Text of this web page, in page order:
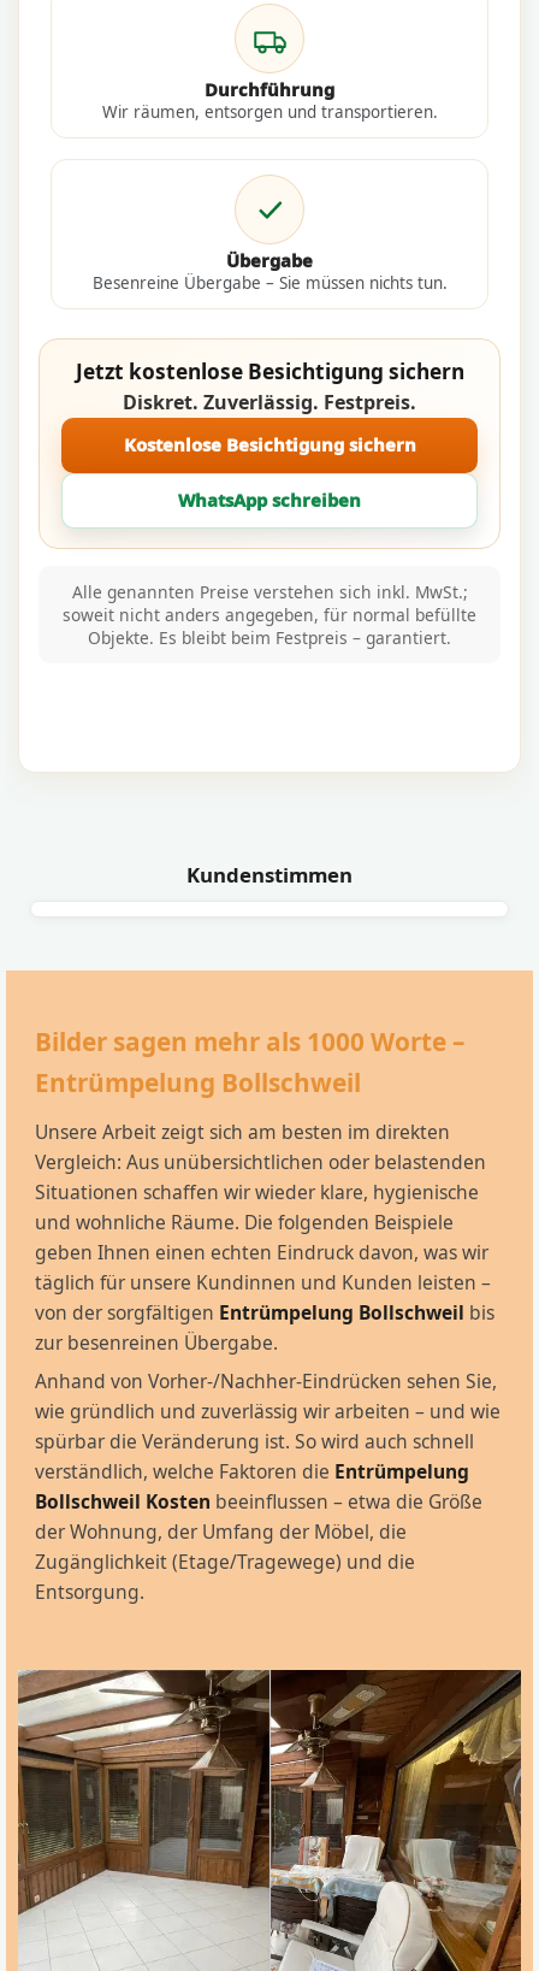
Durchführung
Wir räumen, entsorgen und transportieren.
Übergabe
Besenreine Übergabe – Sie müssen nichts tun.
Jetzt kostenlose Besichtigung sichern
Diskret. Zuverlässig. Festpreis.
Kostenlose Besichtigung sichern
WhatsApp schreiben
Alle genannten Preise verstehen sich inkl. MwSt.;
soweit nicht anders angegeben, für normal befüllte
Objekte. Es bleibt beim Festpreis – garantiert.
Kundenstimmen
Bilder sagen mehr als 1000 Worte –
Entrümpelung Bollschweil
Unsere Arbeit zeigt sich am besten im direkten
Vergleich: Aus unübersichtlichen oder belastenden
Situationen schaffen wir wieder klare, hygienische
und wohnliche Räume. Die folgenden Beispiele
geben Ihnen einen echten Eindruck davon, was wir
täglich für unsere Kundinnen und Kunden leisten –
von der sorgfältigen Entrümpelung Bollschweil bis
zur besenreinen Übergabe.
Anhand von Vorher-/Nachher-Eindrücken sehen Sie,
wie gründlich und zuverlässig wir arbeiten – und wie
spürbar die Veränderung ist. So wird auch schnell
verständlich, welche Faktoren die Entrümpelung
Bollschweil Kosten beeinflussen – etwa die Größe
der Wohnung, der Umfang der Möbel, die
Zugänglichkeit (Etage/Tragewege) und die
Entsorgung.